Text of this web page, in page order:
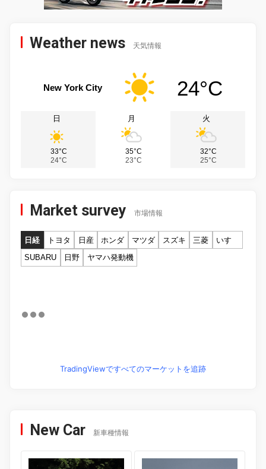
Weather news 天気情報
New York City 24°C
日
33°C
24°C
月
35°C
23°C
火
32°C
25°C
Market survey 市場情報
日経 トヨタ 日産 ホンダ マツダ スズキ 三菱
いすゞ
SUBARU
日野 ヤマハ発動機
TradingViewですべてのマーケットを追跡
New Car 新車種情報